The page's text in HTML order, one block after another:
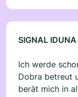
SIGNAL
Ich werde
Dobra betreut
berät mich in